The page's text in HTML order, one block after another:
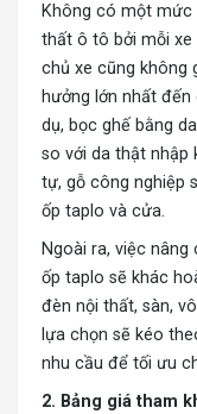
Không có một mức
thất ô tô bởi mỗi xe
chủ xe cũng không
hưởng lớn nhất
dụ, bọc ghế bằng
so với da thật nhập
tự, gỗ công nghiệp
ốp taplo và cửa.
Ngoài ra, việc
ốp taplo sẽ khác
đèn nội thất, sàn,
lựa chọn sẽ kéo
nhu cầu để tối ưu
2. Bảng giá tham